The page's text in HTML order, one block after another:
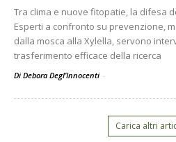
Tra clima e nuove fitopatie, la difesa
Esperti a confronto su prevenzione,
dalla mosca alla Xylella, servono
trasferimento efficace della ricerca
Di Debora Degl’Innocenti -
Carica altri